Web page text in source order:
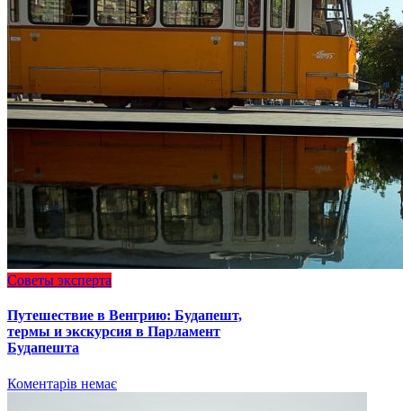
Советы эксперта
Путешествие в Венгрию: Будапешт,
термы и экскурсия в Парламент
Будапешта
Коментарів немає